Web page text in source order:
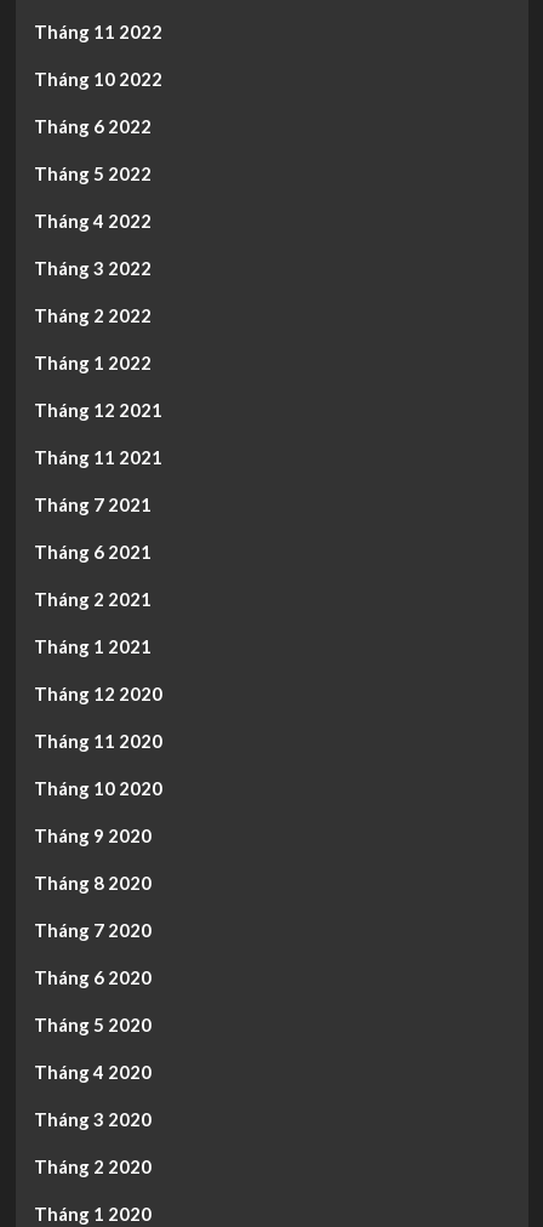
Tháng 11 2022
Tháng 10 2022
Tháng 6 2022
Tháng 5 2022
Tháng 4 2022
Tháng 3 2022
Tháng 2 2022
Tháng 1 2022
Tháng 12 2021
Tháng 11 2021
Tháng 7 2021
Tháng 6 2021
Tháng 2 2021
Tháng 1 2021
Tháng 12 2020
Tháng 11 2020
Tháng 10 2020
Tháng 9 2020
Tháng 8 2020
Tháng 7 2020
Tháng 6 2020
Tháng 5 2020
Tháng 4 2020
Tháng 3 2020
Tháng 2 2020
Tháng 1 2020